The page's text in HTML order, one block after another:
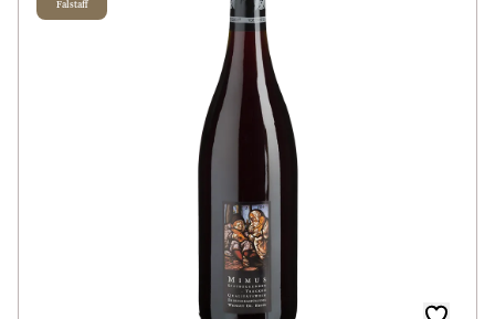
Rebsorte
Falstaff